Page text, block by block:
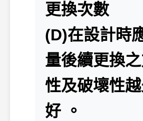
更換次數
(D)在設計時
量後續更換
性及破壞性
好 。